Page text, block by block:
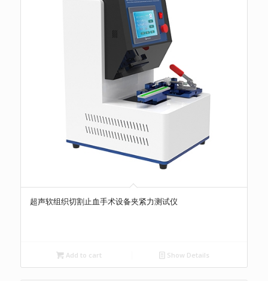
超声软组织切割止血手术设备夹紧力测试仪
Add to cart Show Details